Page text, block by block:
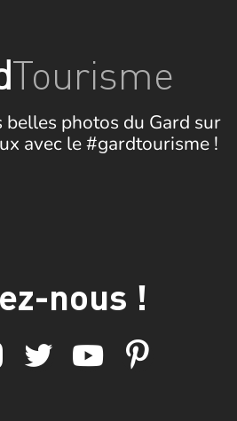
Tourisme
belles photos du Gard sur
avec le #gardtourisme !
nous !